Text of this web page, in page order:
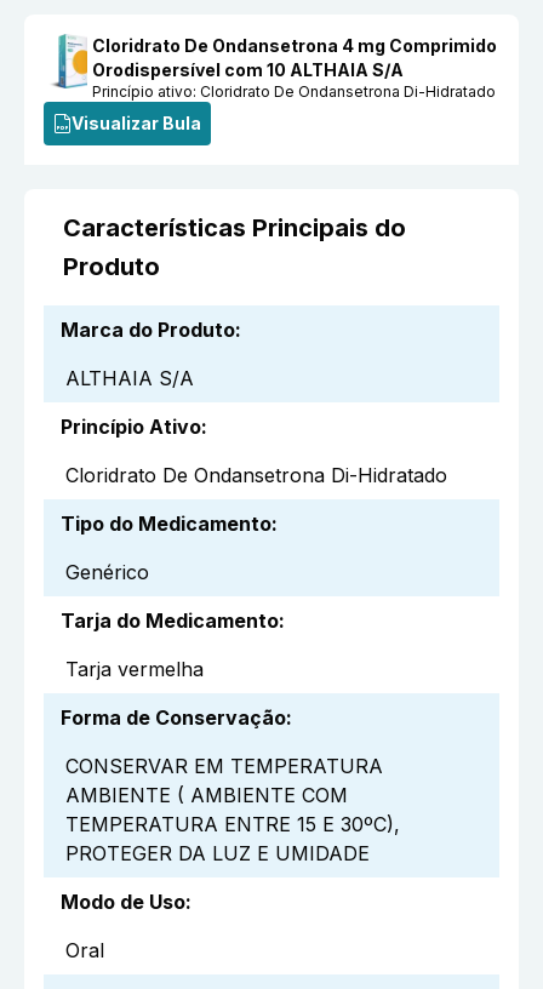
Cloridrato De Ondansetrona 4 mg Comprimido
Orodispersível com 10 ALTHAIA S/A
Princípio ativo:Cloridrato De Ondansetrona Di-Hidratado
Visualizar Bula
Características Principais do
Produto
Marca do Produto:
ALTHAIA S/A
Princípio Ativo:
Cloridrato De Ondansetrona Di-Hidratado
Tipo do Medicamento:
Genérico
Tarja do Medicamento:
Tarja vermelha
Forma de Conservação:
CONSERVAR EM TEMPERATURA
AMBIENTE ( AMBIENTE COM
TEMPERATURA ENTRE 15 E 30ºC),
PROTEGER DA LUZ E UMIDADE
Modo de Uso:
Oral